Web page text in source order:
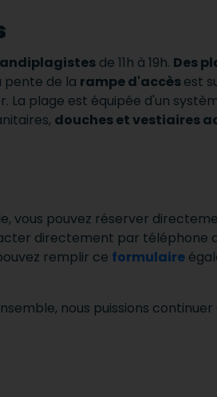
de 11h à 19h. Des
pente de la rampe d'accèsest
La plage est équipée d'un
douches et vestiaires
vous pouvez réserver
directement par téléphone
remplir ce formulaire
nous puissions